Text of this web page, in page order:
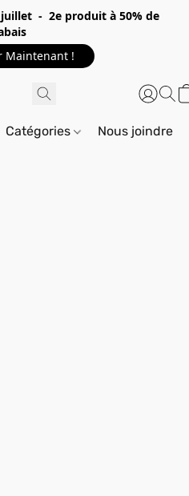
juillet - 2e produit à 50% de
Maintenant !
Catégories Nous joindre